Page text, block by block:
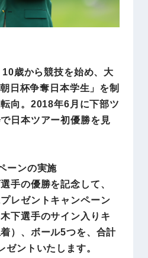
歳から競技を始め、大
日杯争奪日本学生」を制
向。2018年6月に下部ツ
日本ツアー初優勝を見
ーンの実施
手の優勝を記念して、
レゼントキャンペーン
下選手のサイン入りキ
）、ボール5つを、合計
ゼントいたします。